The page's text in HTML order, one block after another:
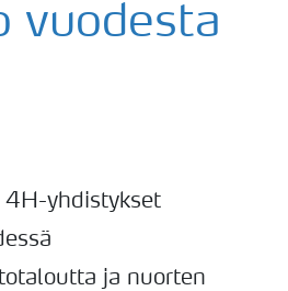
vuodesta
yhdistykset
ja nuorten